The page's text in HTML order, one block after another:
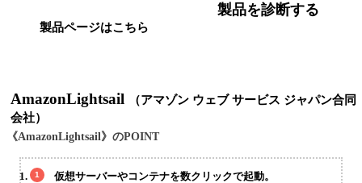
製品ページはこちら
製品を診断する
AmazonLightsail
（アマゾン ウェブ サービス ジャパン合同
会社）
《AmazonLightsail》のPOINT
仮想サーバーやコンテナを数クリックで起動。